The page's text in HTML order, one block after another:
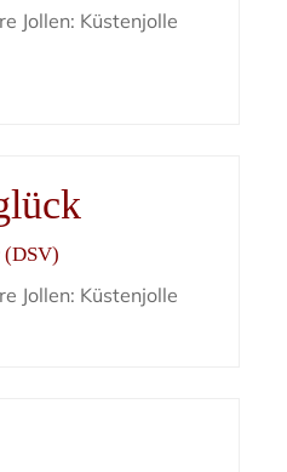
Jollen: Küstenjolle
(DSV)
Jollen: Küstenjolle